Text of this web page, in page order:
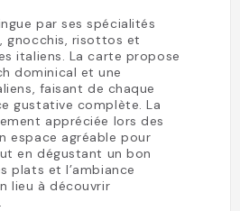
par ses spécialités
gnocchis, risottos et
italiens. La carte propose
dominical et une
faisant de chaque
gustative complète. La
appréciée lors des
espace agréable pour
en dégustant un bon
plats et l’ambiance
lieu à découvrir